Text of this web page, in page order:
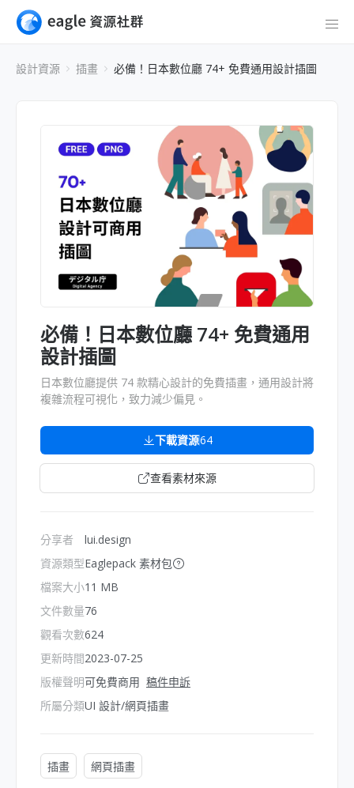
設計資源 插畫 必備！日本數位廳 74+ 免費通用設計插圖
必備！日本數位廳 74+ 免費通用
設計插圖
日本數位廳提供 74 款精心設計的免費插畫，通用設計將
複雜流程可視化，致力減少偏見。
下載資源64
查看素材來源
分享者
資源類型
檔案大小
文件數量
觀看次數
更新時間
版權聲明
所屬分類
lui.design
Eaglepack 素材包
11 MB
76
624
2023-07-25
可免費商用 稿件申訴
UI 設計/網頁插畫
插畫 網頁插畫